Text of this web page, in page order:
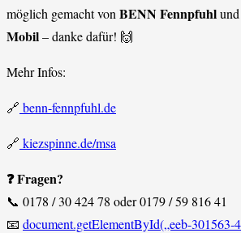
möglich gemacht von BENN Fennpfuhl
Mobil– danke dafür! 🙌
Mehr Infos:
🔗 benn-fennpfuhl.de
🔗 kiezspinne.de/msa
❓ Fragen?
📞 0178 / 30 424 78 oder 0179 / 59 816 41
📧 document.getElementById(„eeb-